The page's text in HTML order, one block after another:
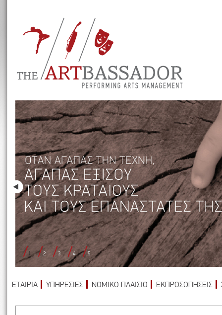
1 2 3 4 5
ΕΤΑΙΡΙΑ ΥΠΗΡΕΣΙΕΣ ΝΟΜΙΚΟ ΠΛΑΙΣΙΟ ΕΚΠΡΟΣΩΠΗΣΕΙΣ